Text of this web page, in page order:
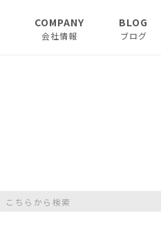
COMPANY
会社情報
BLOG
ブログ